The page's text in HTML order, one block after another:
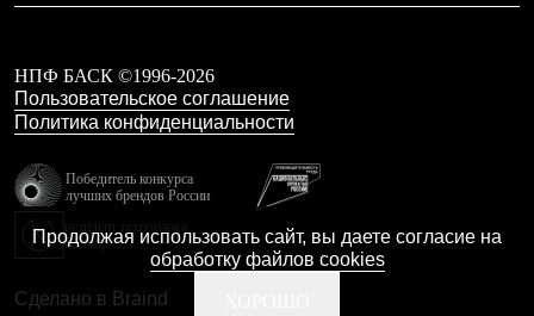
Женская обувь
Сапоги
Ботинки
Мужская обувь
Ботинки
Кроссовки
Сапоги
Гамаши и бахилы
Гамаши
Тапочки и чуни
НПФ БАСК ©1996-2026
Пользовательское соглашение
Политика конфиденциальности
Победитель конкурса
лучших брендов России
Калибр
Сделано в Braind
Продолжая использовать сайт, вы даете согласие на
обработку файлов cookies